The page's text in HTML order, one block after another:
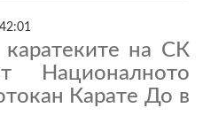
на СК
Националното
Карате До в